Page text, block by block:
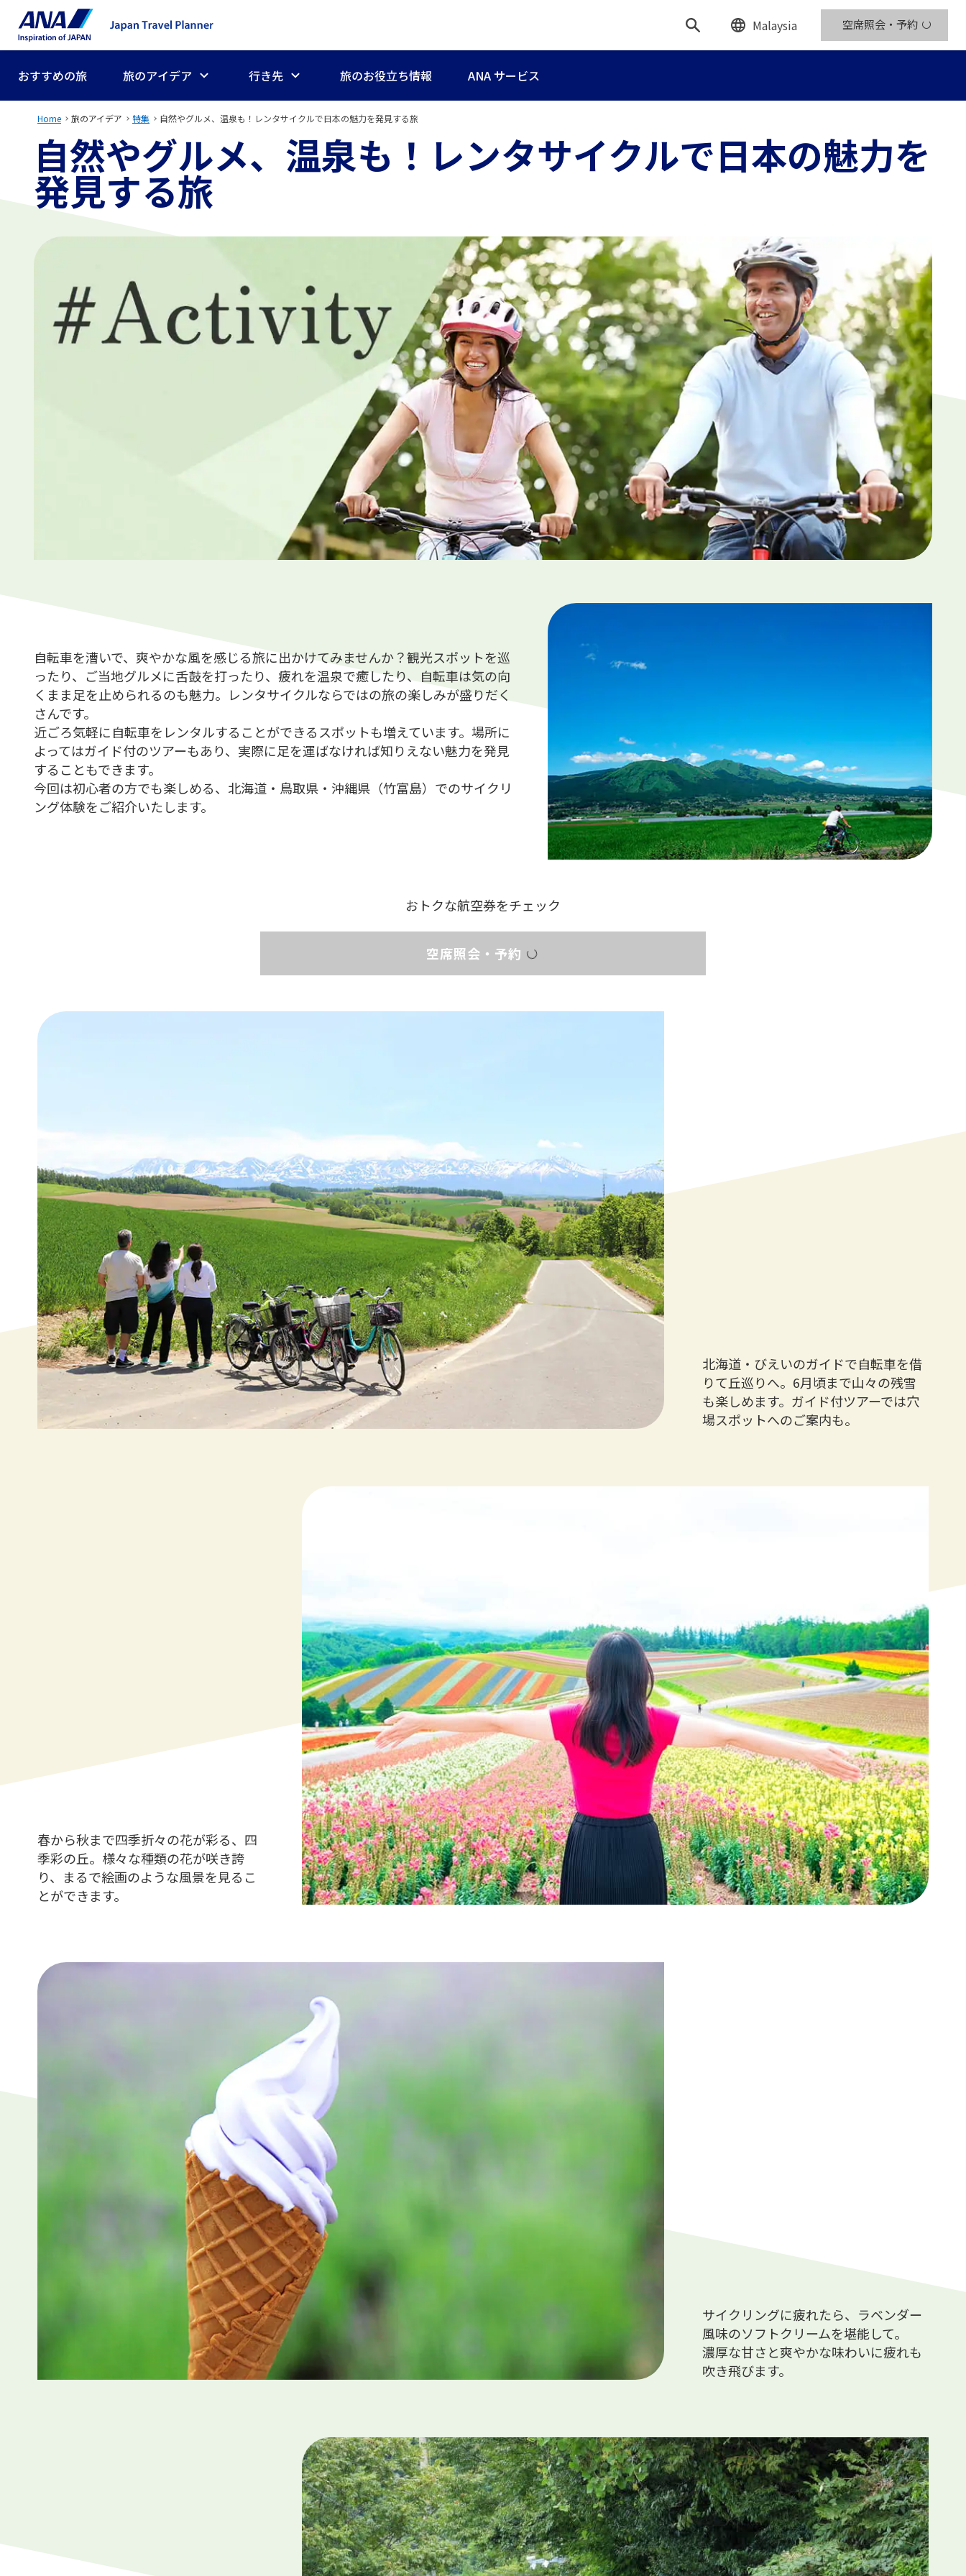
Malaysia 空席照会・予約
おすすめの旅 旅のアイデア 行き先 旅のお役立ち情報 ANA サービス
Home 旅のアイデア 特集 自然やグルメ、温泉も！レンタサイクルで日本の魅力を発見する旅
自然やグルメ、温泉も！レンタサイクルで日本の魅力を
発見する旅
自転車を漕いで、爽やかな風を感じる旅に出かけてみませんか？観光スポットを巡
ったり、ご当地グルメに舌鼓を打ったり、疲れを温泉で癒したり、自転車は気の向
くまま足を止められるのも魅力。レンタサイクルならではの旅の楽しみが盛りだく
さんです。
近ごろ気軽に自転車をレンタルすることができるスポットも増えています。場所に
よってはガイド付のツアーもあり、実際に足を運ばなければ知りえない魅力を発見
することもできます。
今回は初心者の方でも楽しめる、北海道・鳥取県・沖縄県（竹富島）でのサイクリ
ング体験をご紹介いたします。
おトクな航空券をチェック
空席照会・予約
北海道・びえいのガイドで自転車を借
りて丘巡りへ。6月頃まで山々の残雪
も楽しめます。ガイド付ツアーでは穴
場スポットへのご案内も。
春から秋まで四季折々の花が彩る、四
季彩の丘。様々な種類の花が咲き誇
り、まるで絵画のような風景を見るこ
とができます。
サイクリングに疲れたら、ラベンダー
風味のソフトクリームを堪能して。
濃厚な甘さと爽やかな味わいに疲れも
吹き飛びます。